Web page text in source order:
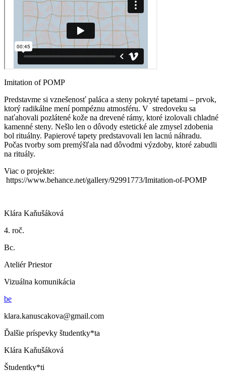
Imitation of POMP
Predstavme si vznešenosť paláca a steny pokryté tapetami – prvok,
ktorý radikálne mení pompéznu atmosféru. V stredoveku sa
naťahovali pozlátené kože na drevené rámy, ktoré izolovali chladné
kamenné steny. Nešlo len o dôvody estetické ale zmysel zdobenia
bol rituálny. Papierové tapety predstavovali len lacnú náhradu.
Počas tvorby som premýšľala nad dôvodmi výzdoby, ktoré zabudli
na rituály.
Viac o projekte:
https://www.behance.net/gallery/92991773/Imitation-of-POMP
Klára Kaňušáková
4. roč.
Bc.
Ateliér Priestor
Vizuálna komunikácia
be
klara.kanuscakova@gmail.com
Ďalšie príspevky študentky*ta
Klára Kaňušáková
Študentky*ti